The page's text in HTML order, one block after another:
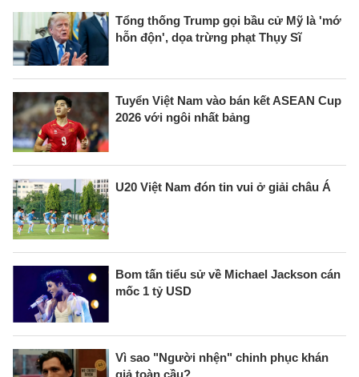
Tổng thống Trump gọi bầu cử Mỹ là 'mớ
hỗn độn', dọa trừng phạt Thụy Sĩ
Tuyển Việt Nam vào bán kết ASEAN Cup
2026 với ngôi nhất bảng
U20 Việt Nam đón tin vui ở giải châu Á
Bom tấn tiểu sử về Michael Jackson cán
mốc 1 tỷ USD
Vì sao "Người nhện" chinh phục khán
giả toàn cầu?